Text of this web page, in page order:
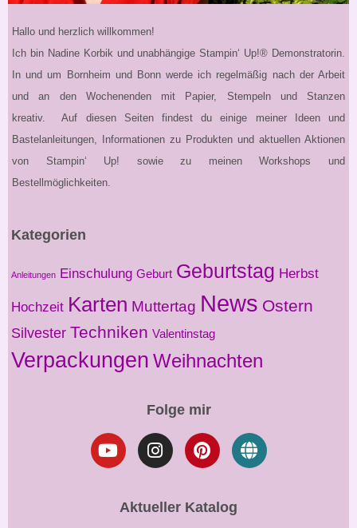
Hallo und herzlich willkommen!
Ich bin Nadine Korbik und unabhängige Stampin‘ Up!® Demonstratorin.
In und um Bornheim und Bonn werde ich regelmäßig nach der Arbeit
und an den Wochenenden mit Papier, Stempeln und Stanzen
kreativ. Auf diesen Seiten findest du einige meiner Ideen und
Bastelanleitungen, Informationen zu Produkten und aktuellen Aktionen
von Stampin‘ Up! sowie zu meinen Workshops und
Bestellmöglichkeiten.
Kategorien
Anleitungen Einschulung Geburt Geburtstag Herbst
Hochzeit Karten Muttertag News Ostern
Silvester Techniken Valentinstag
Verpackungen Weihnachten
Folge mir
Aktueller Katalog